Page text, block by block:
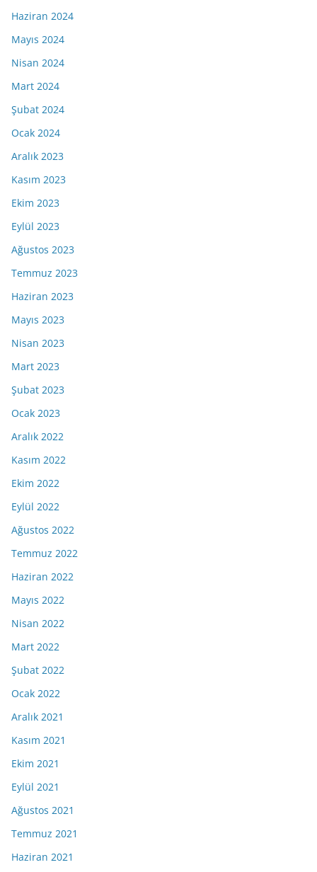
Haziran 2024
Mayıs 2024
Nisan 2024
Mart 2024
Şubat 2024
Ocak 2024
Aralık 2023
Kasım 2023
Ekim 2023
Eylül 2023
Ağustos 2023
Temmuz 2023
Haziran 2023
Mayıs 2023
Nisan 2023
Mart 2023
Şubat 2023
Ocak 2023
Aralık 2022
Kasım 2022
Ekim 2022
Eylül 2022
Ağustos 2022
Temmuz 2022
Haziran 2022
Mayıs 2022
Nisan 2022
Mart 2022
Şubat 2022
Ocak 2022
Aralık 2021
Kasım 2021
Ekim 2021
Eylül 2021
Ağustos 2021
Temmuz 2021
Haziran 2021